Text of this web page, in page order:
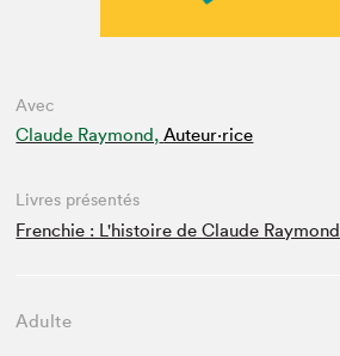
Avec
Claude Raymond, Auteur·rice
Livres présentés
Frenchie : L'histoire de Claude Raymond
Adulte